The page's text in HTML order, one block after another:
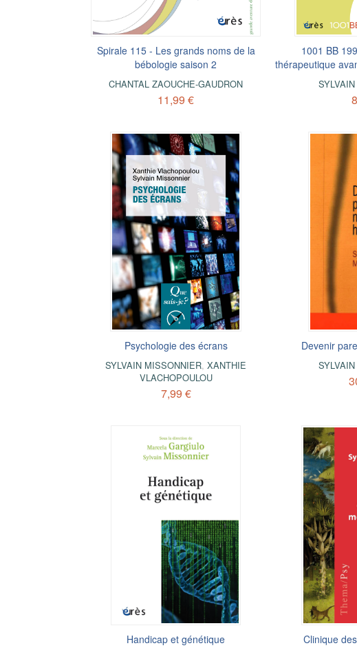
Spirale 115 - Les grands noms de la
bébologie saison 2
CHANTAL ZAOUCHE-GAUDRON
11,99 €
1001 BB
thérapeutique
Psychologie des écrans
SYLVAIN MISSONNIER,XANTHIE
VLACHOPOULOU
7,99 €
Devenir
Handicap et génétique Clinique